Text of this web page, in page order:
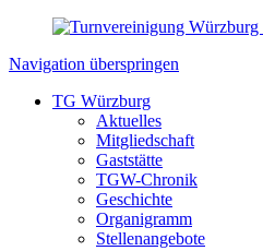
Navigation überspringen
TG Würzburg
Aktuelles
Mitgliedschaft
Gaststätte
TGW-Chronik
Geschichte
Organigramm
Stellenangebote